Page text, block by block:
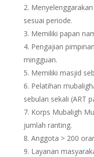
sesuai periode.
Memiliki papan
Pengajian
mingguan.
Memiliki masjid
Pelatihan
sebulan sekali (ART
Korps Mubaligh
jumlah ranting.
Anggota > 200
Layanan